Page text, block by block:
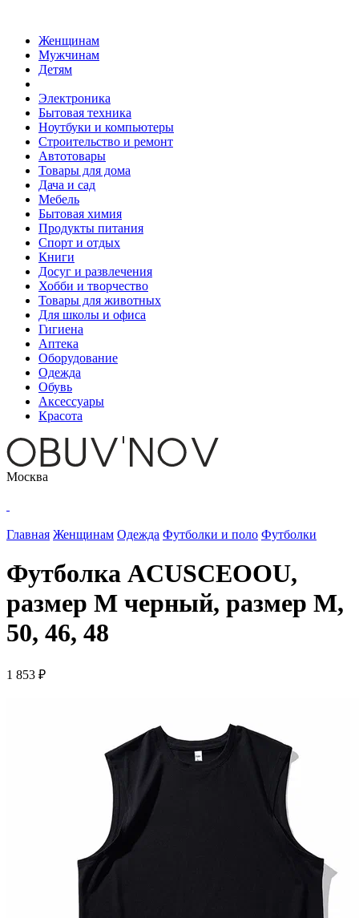
Женщинам
Мужчинам
Детям
Электроника
Бытовая техника
Ноутбуки и компьютеры
Строительство и ремонт
Автотовары
Товары для дома
Дача и сад
Мебель
Бытовая химия
Продукты питания
Спорт и отдых
Книги
Досуг и развлечения
Хобби и творчество
Товары для животных
Для школы и офиса
Гигиена
Аптека
Оборудование
Одежда
Обувь
Аксессуары
Красота
Москва
Главная Женщинам Одежда Футболки и поло Футболки
Футболка ACUSCEOOU,
размер M черный, размер M,
50, 46, 48
1 853 ₽